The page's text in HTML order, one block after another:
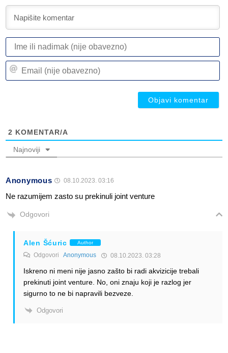
2 KOMENTAR/A
Najnoviji
Anonymous 08.10.2023. 03:16
Ne razumijem zasto su prekinuli joint venture
Odgovori
Alen Šćuric Author
Odgovori Anonymous 08.10.2023. 03:28
Iskreno ni meni nije jasno zašto bi radi akvizicije trebali
prekinuti joint venture. No, oni znaju koji je razlog jer
sigurno to ne bi napravili bezveze.
Odgovori